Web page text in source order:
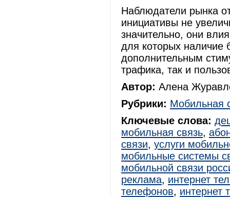
Наблюдатели рынка
инициативы не
значительно, они
для которых наличие
дополнительным
трафика, так и
Автор: Алена
Рубрики: Мобильная
Ключевые слова:
мобильная связь,
связи, услуги
мобильные системы
мобильной связи
реклама, интернет
телефонов, интернет